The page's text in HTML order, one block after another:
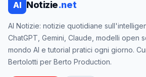
AI Notizie.net
AI Notizie: notizie quotidiane
ChatGPT, Gemini, Claude, modelli open
mondo AI e tutorial pratici ogni giorno.
Bertolotti per Berto Production.